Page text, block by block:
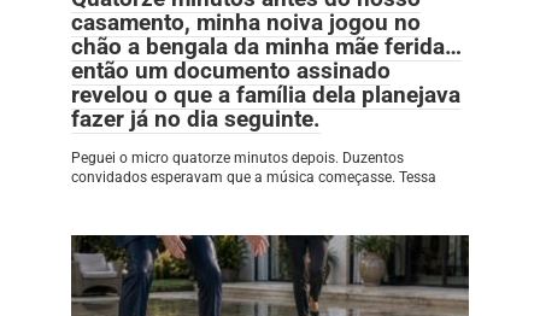
casamento, minha noiva jogou no
chão a bengala da minha mãe ferida…
então um documento assinado
revelou o que a família dela planejava
fazer já no dia seguinte.
Peguei o micro quatorze minutos depois. Duzentos
convidados esperavam que a música começasse. Tessa